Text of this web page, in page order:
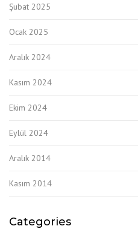
Şubat 2025
Ocak 2025
Aralık 2024
Kasım 2024
Ekim 2024
Eylül 2024
Aralık 2014
Kasım 2014
Categories